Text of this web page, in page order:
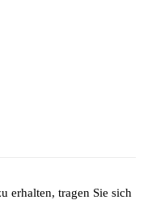
erhalten, tragen Sie sich